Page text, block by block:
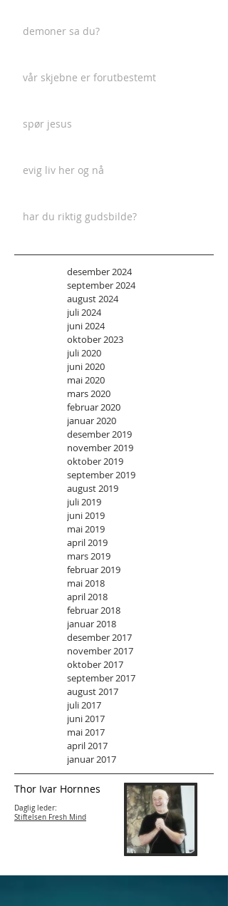
Thor Ivar Hornnes
Daglig leder:
Stiftelsen Fresh Mind
demoner sa du?
vår skjebne er forutbestemt
spør jesus
evig liv her og nå
har du riktig gudsbilde?
desember 2024
september 2024
august 2024
juli 2024
juni 2024
oktober 2023
juli 2020
juni 2020
mai 2020
mars 2020
februar 2020
januar 2020
desember 2019
november 2019
oktober 2019
september 2019
august 2019
juli 2019
juni 2019
mai 2019
april 2019
mars 2019
februar 2019
mai 2018
april 2018
februar 2018
januar 2018
desember 2017
november 2017
oktober 2017
september 2017
august 2017
juli 2017
juni 2017
mai 2017
april 2017
januar 2017